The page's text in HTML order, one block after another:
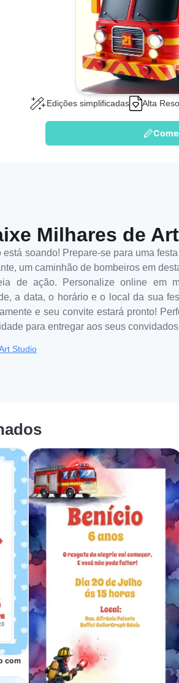
Edições simplificadas Alta
Milhares de
soando! Prepare-se para uma
um caminhão de bombeiros em
de ação. Personalize online em
a data, o horário e o local da sua
e seu convite estará pronto!
para entregar aos seus
Studio
com